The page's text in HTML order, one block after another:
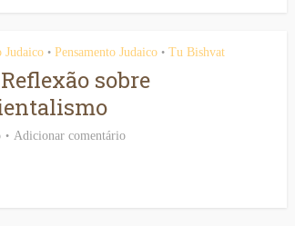
Judaico • Pensamento Judaico • Tu Bishvat
sobre
Adicionar comentário